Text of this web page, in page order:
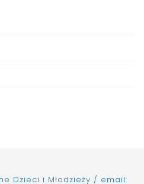
Dzieci i Młodzieży / email: